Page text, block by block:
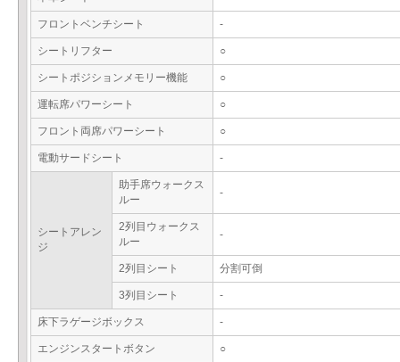
フロントベンチシート -
シートリフター ○
シートポジションメモリー機能 ○
運転席パワーシート ○
フロント両席パワーシート ○
電動サードシート -
シートアレン
ジ
助手席ウォークス
ルー
-
2列目ウォークス
ルー
-
2列目シート 分割可倒
3列目シート -
床下ラゲージボックス -
エンジンスタートボタン ○